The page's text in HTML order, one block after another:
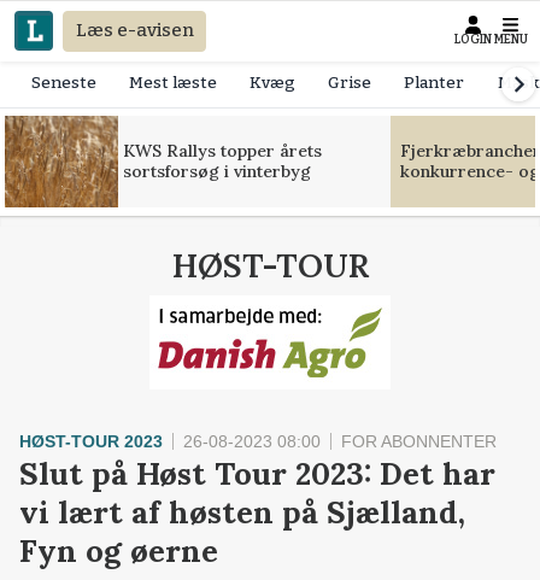
Læs e-avisen LOGIN MENU
Seneste Mest læste Kvæg Grise Planter
KWS Rallys topper årets
sortsforsøg i vinterbyg
konkurrence-
HØST-TOUR
HØST-TOUR 2023 26-08-2023 08:00 FOR ABONNENTER
Slut på Høst Tour 2023: Det har
vi lært af høsten på Sjælland,
Fyn og øerne